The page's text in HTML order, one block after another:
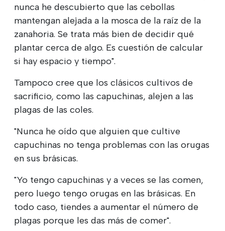
nunca he descubierto que las cebollas
mantengan alejada a la mosca de la raíz de la
zanahoria. Se trata más bien de decidir qué
plantar cerca de algo. Es cuestión de calcular
si hay espacio y tiempo".
Tampoco cree que los clásicos cultivos de
sacrificio, como las capuchinas, alejen a las
plagas de las coles.
"Nunca he oído que alguien que cultive
capuchinas no tenga problemas con las orugas
en sus brásicas.
"Yo tengo capuchinas y a veces se las comen,
pero luego tengo orugas en las brásicas. En
todo caso, tiendes a aumentar el número de
plagas porque les das más de comer".